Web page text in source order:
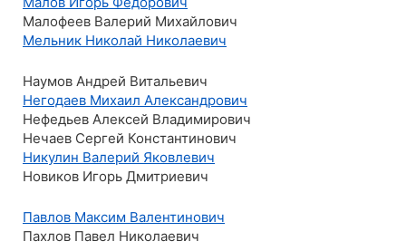
Малофеев Валерий Михайлович
Мельник Николай Николаевич
Наумов Андрей Витальевич
Негодаев Михаил Александрович
Нефедьев Алексей Владимирович
Нечаев Сергей Константинович
Никулин Валерий Яковлевич
Новиков Игорь Дмитриевич
Павлов Максим Валентинович
Пахлов Павел Николаевич